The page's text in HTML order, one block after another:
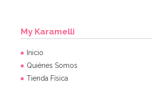
My Karamelli
Inicio
Quiénes Somos
Tienda Física